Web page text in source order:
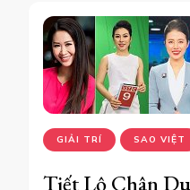
GIẢI TRÍ SAO VIỆT
Tiết Lộ Chân